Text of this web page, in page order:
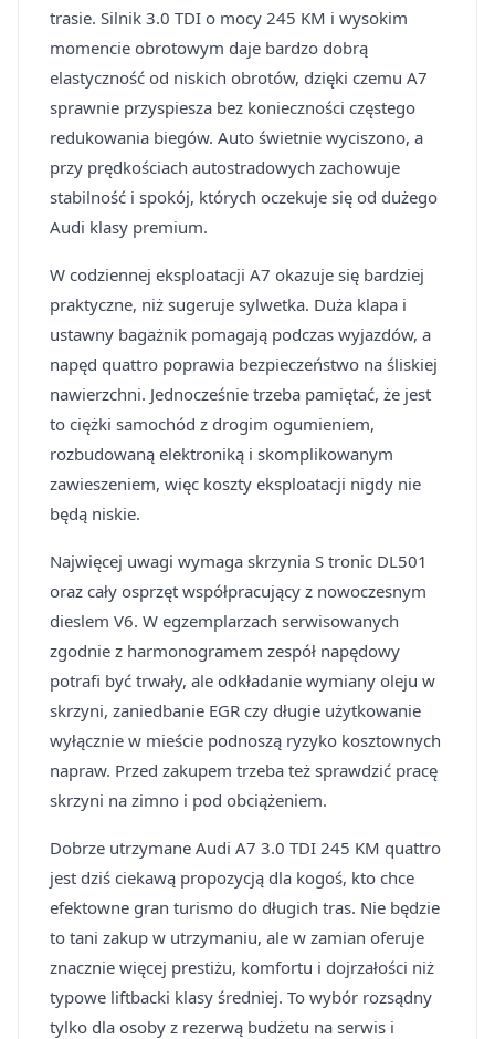
trasie. Silnik 3.0 TDI o mocy 245 KM i wysokim
momencie obrotowym daje bardzo dobrą
elastyczność od niskich obrotów, dzięki czemu A7
sprawnie przyspiesza bez konieczności częstego
redukowania biegów. Auto świetnie wyciszono, a
przy prędkościach autostradowych zachowuje
stabilność i spokój, których oczekuje się od dużego
Audi klasy premium.
W codziennej eksploatacji A7 okazuje się bardziej
praktyczne, niż sugeruje sylwetka. Duża klapa i
ustawny bagażnik pomagają podczas wyjazdów, a
napęd quattro poprawia bezpieczeństwo na śliskiej
nawierzchni. Jednocześnie trzeba pamiętać, że jest
to ciężki samochód z drogim ogumieniem,
rozbudowaną elektroniką i skomplikowanym
zawieszeniem, więc koszty eksploatacji nigdy nie
będą niskie.
Najwięcej uwagi wymaga skrzynia S tronic DL501
oraz cały osprzęt współpracujący z nowoczesnym
dieslem V6. W egzemplarzach serwisowanych
zgodnie z harmonogramem zespół napędowy
potrafi być trwały, ale odkładanie wymiany oleju w
skrzyni, zaniedbanie EGR czy długie użytkowanie
wyłącznie w mieście podnoszą ryzyko kosztownych
napraw. Przed zakupem trzeba też sprawdzić pracę
skrzyni na zimno i pod obciążeniem.
Dobrze utrzymane Audi A7 3.0 TDI 245 KM quattro
jest dziś ciekawą propozycją dla kogoś, kto chce
efektowne gran turismo do długich tras. Nie będzie
to tani zakup w utrzymaniu, ale w zamian oferuje
znacznie więcej prestiżu, komfortu i dojrzałości niż
typowe liftbacki klasy średniej. To wybór rozsądny
tylko dla osoby z rezerwą budżetu na serwis i